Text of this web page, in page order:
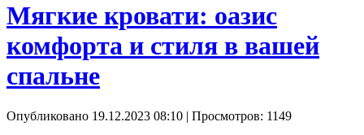
Мягкие кровати: оазис
комфорта и стиля в вашей
спальне
Опубликовано 19.12.2023 08:10 | Просмотров: 1149